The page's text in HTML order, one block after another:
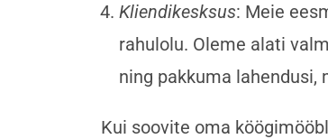
Kliendikesksus: Meie
rahulolu. Oleme alati
ning pakkuma
Kui soovite oma